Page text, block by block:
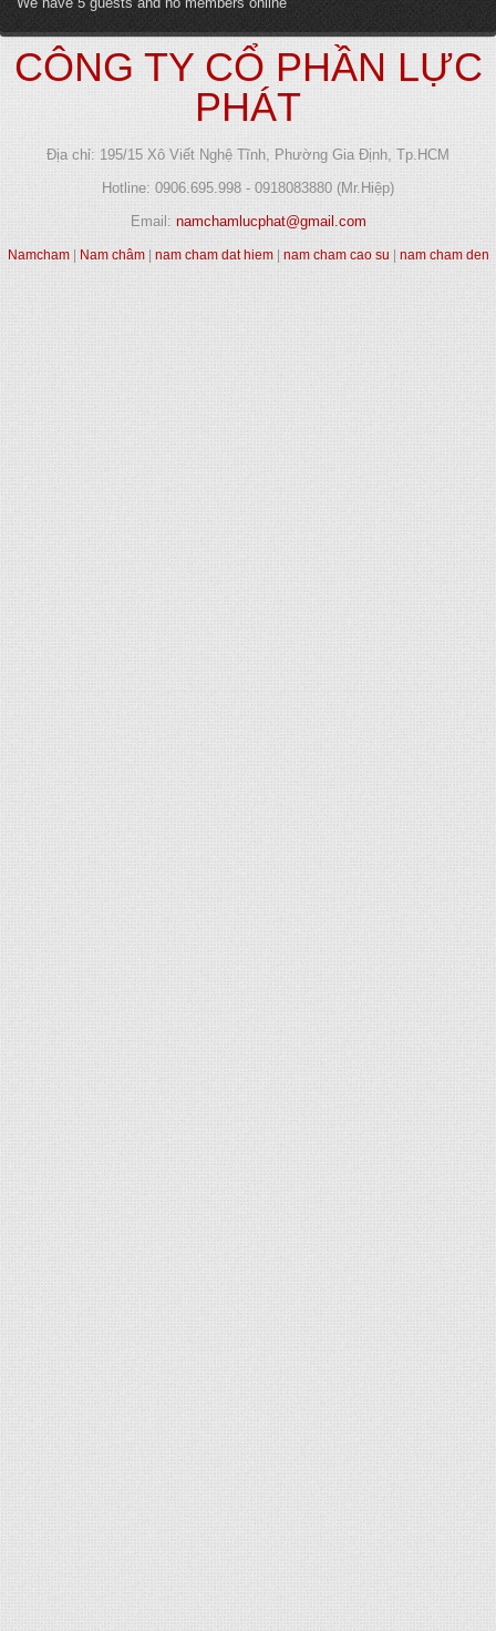
CÔNG TY CỔ PHẦN LỰC
PHÁT
Địa chỉ: 195/15 Xô Viết Nghệ Tĩnh, Phường Gia Định, Tp.HCM
Hotline: 0906.695.998 - 0918083880 (Mr.Hiệp)
Email: namchamlucphat@gmail.com
Namcham| Nam châm| nam cham dat hiem| nam cham cao su nam cham den